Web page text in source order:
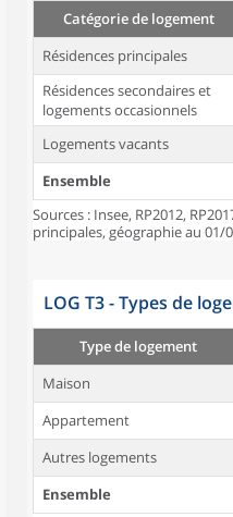
Catégorie de logement
Résidences principales
Résidences secondaires et
logements occasionnels
Logements vacants
Ensemble
Sources : Insee, RP2012,
principales, géographie au 01/
LOG T3 - Types de
Type de logement
Maison
Appartement
Autres logements
Ensemble